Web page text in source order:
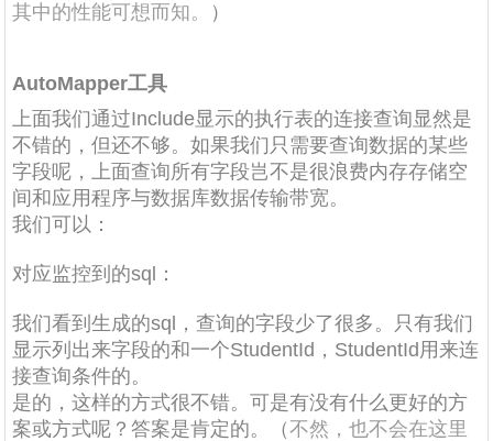
其中的性能可想而知。
）
AutoMapper工具
上面我们通过Include显示的执行表的连接查询显然是
不错的，但还不够。如果我们只需要查询数据的某些
字段呢，上面查询所有字段岂不是很浪费内存存储空
间和应用程序与数据库数据传输带宽。
我们可以：
对应监控到的sql：
我们看到生成的sql，查询的字段少了很多。只有我们
显示列出来字段的和一个StudentId，StudentId用来连
接查询条件的。
是的，这样的方式很不错。可是有没有什么更好的方
案或方式呢？答案是肯定的。（不然，也不会在这里